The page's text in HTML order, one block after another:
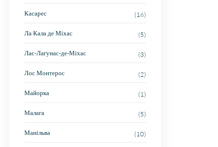
Касарес (16)
Ла Кала де Міхас (5)
Лас-Лагунас-де-Міхас (3)
Лос Монтерос (2)
Майорка (1)
Малага (5)
Манільва (10)